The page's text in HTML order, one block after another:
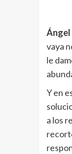
Ángel
vaya
le
Y en
a los